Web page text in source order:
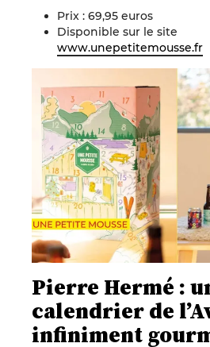
Prix : 69,95 euros
Disponible sur le site
www.unepetitemousse.fr
Pierre Hermé :
calendrier de
infiniment